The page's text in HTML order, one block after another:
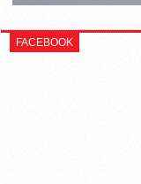
FACEBOOK